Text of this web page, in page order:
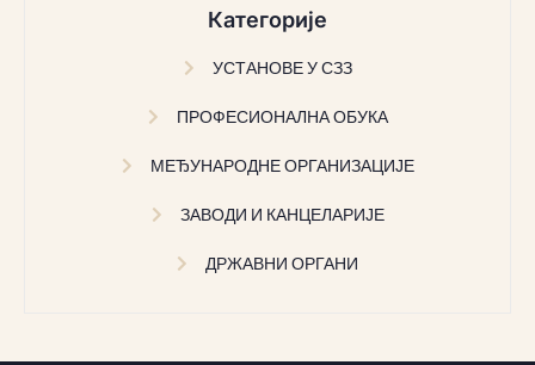
Категорије
УСТАНОВЕ У СЗЗ
ПРОФЕСИОНАЛНА ОБУКА
МЕЂУНАРОДНЕ ОРГАНИЗАЦИЈЕ
ЗАВОДИ И КАНЦЕЛАРИЈЕ
ДРЖАВНИ ОРГАНИ